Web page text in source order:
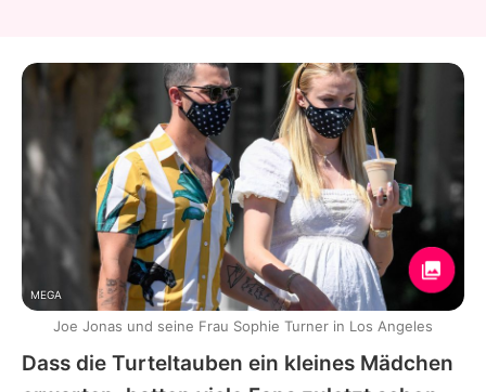
Dass die Turteltauben ein kleines Mädchen
MEGA
Joe Jonas und seine Frau Sophie Turner in Los Angeles